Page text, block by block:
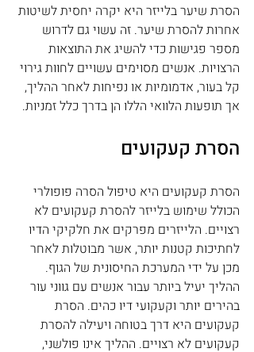
הסרת שיער בלייזר היא יקרה יחסית לשיטות
אחרות להסרת שיער. זה עשוי גם לדרוש
מספר פגישות כדי להשיג את התוצאות
הרצויות. אנשים מסוימים עשויים לחוות גירוי
קל בעור, אדמומיות או נפיחות לאחר ההליך,
אך תופעות הלוואי הללו הן בדרך כלל זמניות.
הסרת קעקועים
הסרת קעקועים היא טיפול הסרה פופולרי
הכולל שימוש בלייזר להסרת קעקועים לא
רצויים. הלייזרים מפרקים את חלקיקי הדיו
לחתיכות קטנות יותר, אשר מבוטלות לאחר
מכן על ידי המערכת החיסונית של הגוף.
ההליך יעיל ביותר עבור אנשים עם גווני עור
בהירים יותר וקעקועי דיו כהים. הסרת
קעקועים היא דרך בטוחה ויעילה להסרת
קעקועים לא רצויים. ההליך אינו פולשני,